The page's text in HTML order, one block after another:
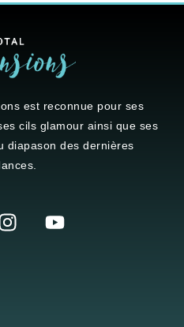
est reconnue pour ses
cils glamour ainsi que ses
diapason des dernières